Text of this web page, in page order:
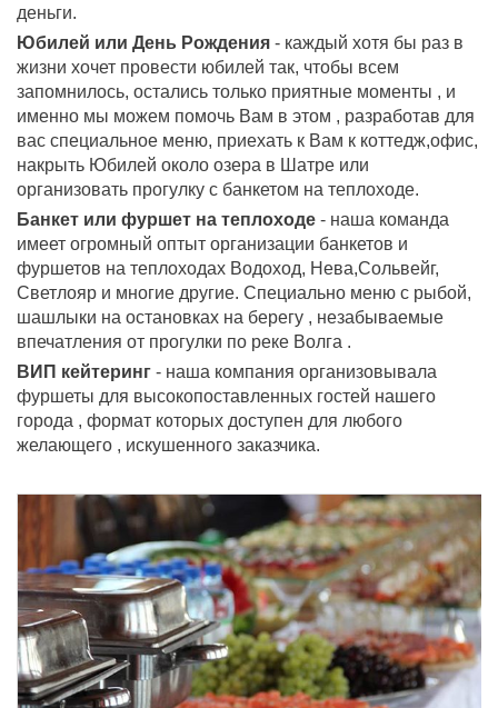
деньги.
Юбилей или День Рождения - каждый хотя бы раз в
жизни хочет провести юбилей так, чтобы всем
запомнилось, остались только приятные моменты , и
именно мы можем помочь Вам в этом , разработав для
вас специальное меню, приехать к Вам к коттедж,офис,
накрыть Юбилей около озера в Шатре или
организовать прогулку с банкетом на теплоходе.
Банкет или фуршет на теплоходе - наша команда
имеет огромный оптыт организации банкетов и
фуршетов на теплоходах Водоход, Нева,Сольвейг,
Светлояр и многие другие. Специально меню с рыбой,
шашлыки на остановках на берегу , незабываемые
впечатления от прогулки по реке Волга .
ВИП кейтеринг - наша компания организовывала
фуршеты для высокопоставленных гостей нашего
города , формат которых доступен для любого
желающего , искушенного заказчика.